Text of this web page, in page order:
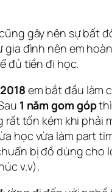
gây nên sự bất
gia đình nên em
đủ tiền đi học.
em bắt đầu làm
1 năm gom gópthì
rất tốn kém khi phải
học vừa làm part
bị đồ dùng cho
v.v).